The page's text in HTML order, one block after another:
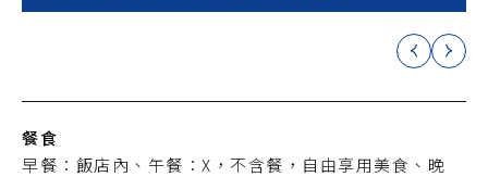
餐食
早餐：飯店內、午餐：X，不含餐，自由享用美食、晚